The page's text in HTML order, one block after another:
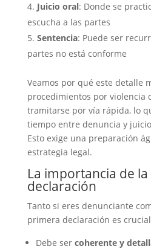
Juicio oral: Donde se
escucha a las partes
Sentencia: Puede ser
partes no está conforme
Veamos por qué este detalle
procedimientos por violencia
tramitarse por vía rápida, lo
tiempo entre denuncia y
Esto exige una preparación
estrategia legal.
La importancia de
declaración
Tanto si eres denunciante
primera declaración es
Debe ser coherente y